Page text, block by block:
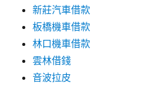
新莊汽車借款
板橋機車借款
林口機車借款
雲林借錢
音波拉皮